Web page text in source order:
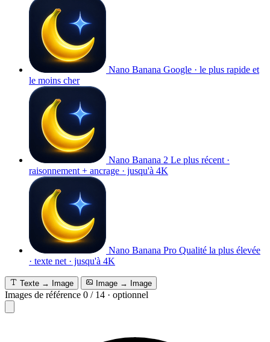
Nano Banana Google · le plus rapide et
le moins cher
Nano Banana 2 Le plus récent ·
raisonnement + ancrage · jusqu'à 4K
Nano Banana Pro Qualité la plus élevée
· texte net · jusqu'à 4K
Texte → Image Image → Image
Images de référence 0 / 14 · optionnel